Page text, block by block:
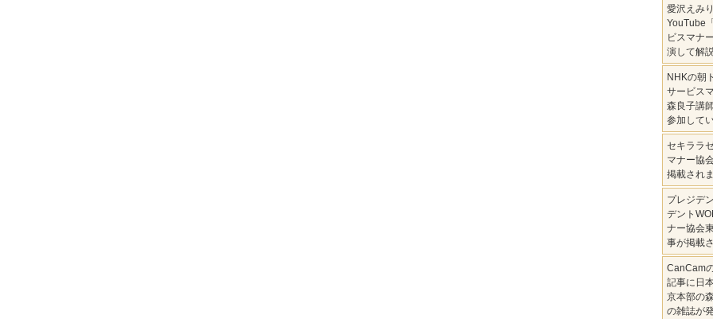
愛沢えみ
YouTube
ビスマナ
演して解
NHKの朝
サービス
森良子講
参加して
セキララ
マナー協
掲載され
プレジデ
デント
ナー協会
事が掲載
CanCam
記事に日
京本部の
の雑誌が